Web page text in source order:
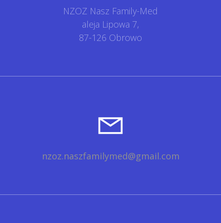
NZOZ Nasz Family-Med
aleja Lipowa 7,
87-126 Obrowo
nzoz.naszfamilymed@gmail.com